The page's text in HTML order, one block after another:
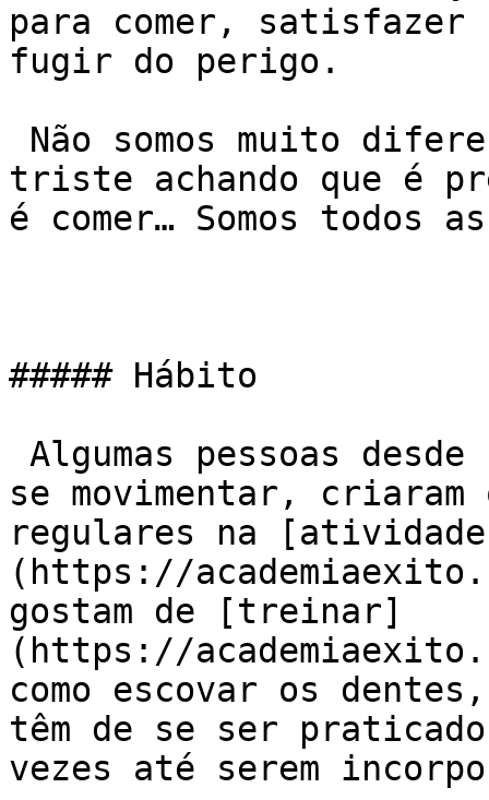
para comer, satisfazer
fugir do perigo.
triste achando que é
é comer… Somos todos
##### Hábito
se movimentar,
regulares na
(https://
gostam de [treinar]
(https://
como escovar os
têm de se ser
vezes até serem